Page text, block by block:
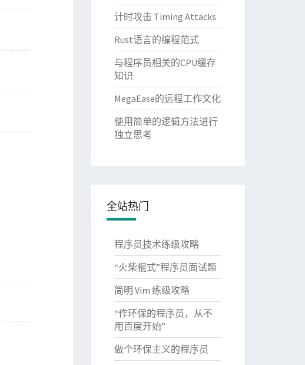
计时攻击 Timing Attacks
Rust语言的编程范式
与程序员相关的CPU缓存
知识
MegaEase的远程工作文化
使用简单的逻辑方法进行
独立思考
全站热门
程序员技术练级攻略
“火柴棍式”程序员面试题
简明 Vim 练级攻略
“作环保的程序员，从不
用百度开始”
做个环保主义的程序员